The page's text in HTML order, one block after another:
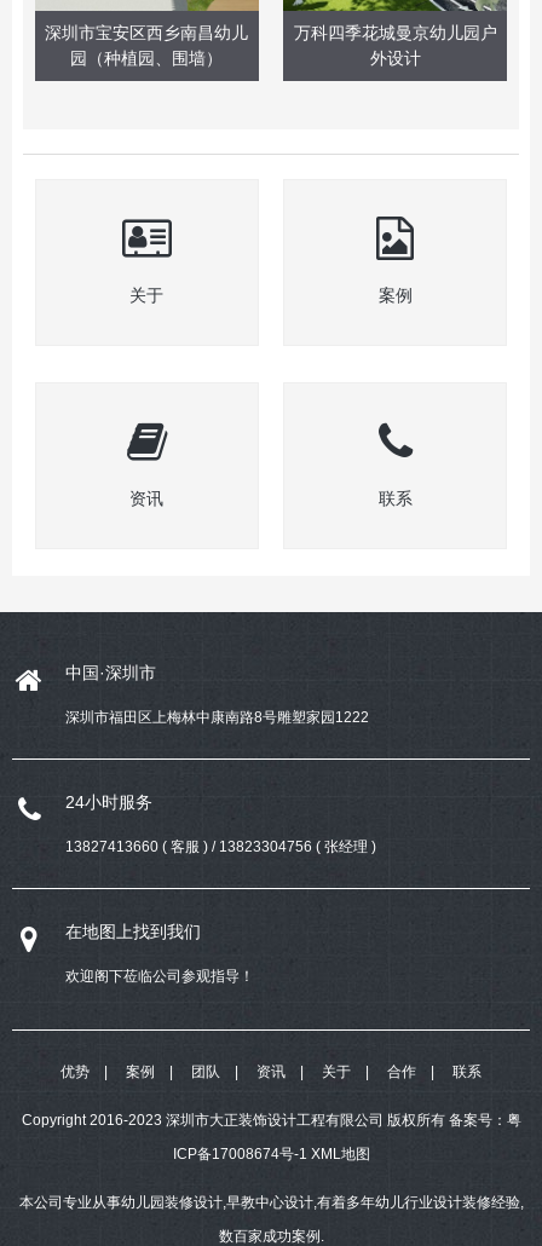
深圳市宝安区西乡南昌幼儿
园（种植园、围墙）
万科四季花城曼京幼儿园户
外设计
关于 案例
资讯 联系
中国·深圳市
深圳市福田区上梅林中康南路8号雕塑家园1222
24小时服务
13827413660 ( 客服 ) / 13823304756 ( 张经理 )
在地图上找到我们
欢迎阁下莅临公司参观指导！
优势 案例 团队 资讯 关于 合作 联系
Copyright 2016-2023 深圳市大正装饰设计工程有限公司 版权所有 备案号： 粤
ICP备17008674号-1 XML地图
本公司专业从事幼儿园装修设计,早教中心设计,有着多年幼儿行业设计装修经验,
数百家成功案例.